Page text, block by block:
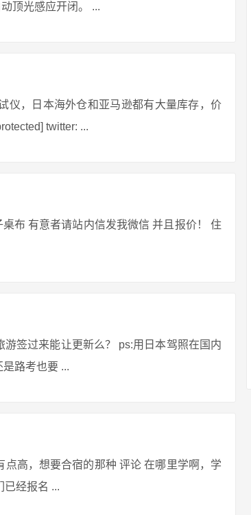
顶光感应开闭。 ...
仪，日本海外仓和亚马逊都有大量库存，价
twitter: ...
布 有意者请站内信发我微信 并且报价！ 住
签过来能让更新么？ ps:用日本驾照在国内
路考也要 ...
高，想要合宿的那种 评论 在哪里学啊，学
已经报名 ...